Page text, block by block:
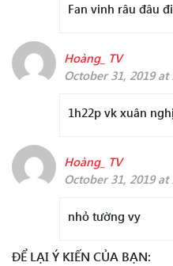
Fan vinh râu đâu
Hoàng_ TV
October 31, 2019 at
1h22p vk xuân nghị
Hoàng_ TV
October 31, 2019 at
nhỏ tường vy
ĐỂ LẠI Ý KIẾN CỦA BẠN: